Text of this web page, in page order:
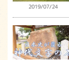
2019/07/24